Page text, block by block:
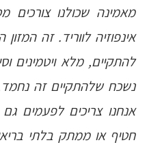
מאמינה שכולנו צורכים
אינפוזיה לווריד. זה
להתקיים, מלא ויטמינים
נשכח שלהתקיים זה
אנחנו צריכים לפעמים
חטיף או ממתק בלתי